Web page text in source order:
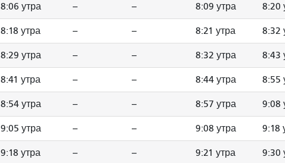
8:06 утра -- -- 8:09 утра 8:20
8:18 утра -- -- 8:21 утра 8:32
8:29 утра -- -- 8:32 утра 8:43
8:41 утра -- -- 8:44 утра 8:55
8:54 утра -- -- 8:57 утра 9:08
9:05 утра -- -- 9:08 утра 9:18
9:18 утра -- -- 9:21 утра 9:30